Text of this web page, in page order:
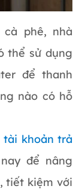
phê, nhà
thể sử dụng
để thanh
nào có hỗ
tài khoản trả
để nâng
tiết kiệm với